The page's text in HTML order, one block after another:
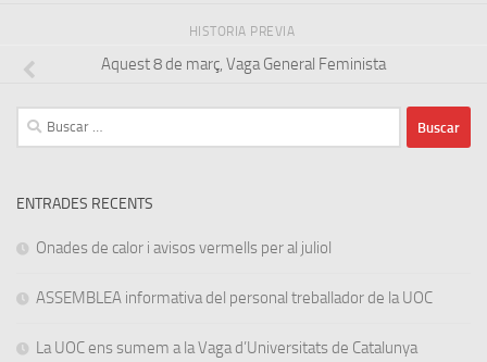
HISTORIA PREVIA
Aquest 8 de març, Vaga General Feminista
Buscar:
ENTRADES RECENTS
Onades de calor i avisos vermells per al juliol
ASSEMBLEA informativa del personal treballador de la UOC
La UOC ens sumem a la Vaga d’Universitats de Catalunya